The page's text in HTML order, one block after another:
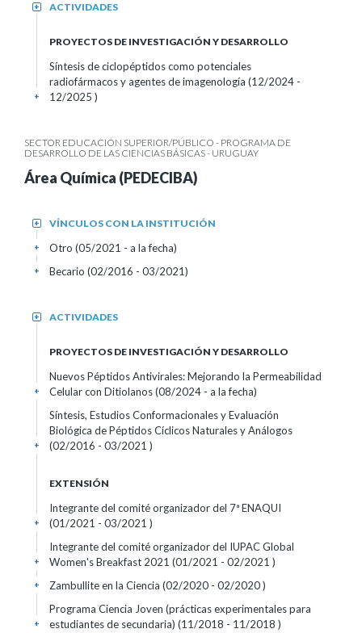
ACTIVIDADES
+
PROYECTOS DE INVESTIGACIÓN Y DESARROLLO
Síntesis de ciclopéptidos como potenciales
radiofármacos y agentes de imagenología (12/2024 -
12/2025 )
+
SECTOR EDUCACIÓN SUPERIOR/PÚBLICO - PROGRAMA DE
DESARROLLO DE LAS CIENCIAS BÁSICAS - URUGUAY
Área Química (PEDECIBA)
VÍNCULOS CON LA INSTITUCIÓN
+
Otro (05/2021 - a la fecha)
+
Becario (02/2016 - 03/2021)
+
ACTIVIDADES
+
PROYECTOS DE INVESTIGACIÓN Y DESARROLLO
Nuevos Péptidos Antivirales: Mejorando la Permeabilidad
Celular con Ditiolanos (08/2024 - a la fecha)
+
Síntesis, Estudios Conformacionales y Evaluación
Biológica de Péptidos Cíclicos Naturales y Análogos
(02/2016 - 03/2021 )
+
EXTENSIÓN
Integrante del comité organizador del 7ª ENAQUI
(01/2021 - 03/2021 )
+
Integrante del comité organizador del IUPAC Global
Women's Breakfast 2021 (01/2021 - 02/2021 )
+
Zambullite en la Ciencia (02/2020 - 02/2020 )
+
Programa Ciencia Joven (prácticas experimentales para
estudiantes de secundaria) (11/2018 - 11/2018 )
+